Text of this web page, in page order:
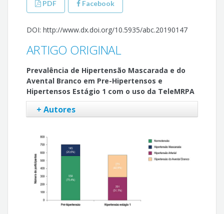
PDF Facebook
DOI: http://www.dx.doi.org/10.5935/abc.20190147
ARTIGO ORIGINAL
Prevalência de Hipertensão Mascarada e do
Avental Branco em Pre-Hipertensos e
Hipertensos Estágio 1 com o uso da TeleMRPA
+ Autores
Weimar Kunz Sebba Barroso
Audes Diógenes Magalhães Feitosa
Eduardo Costa Duarte Barbosa
Roberto Dischinger Miranda